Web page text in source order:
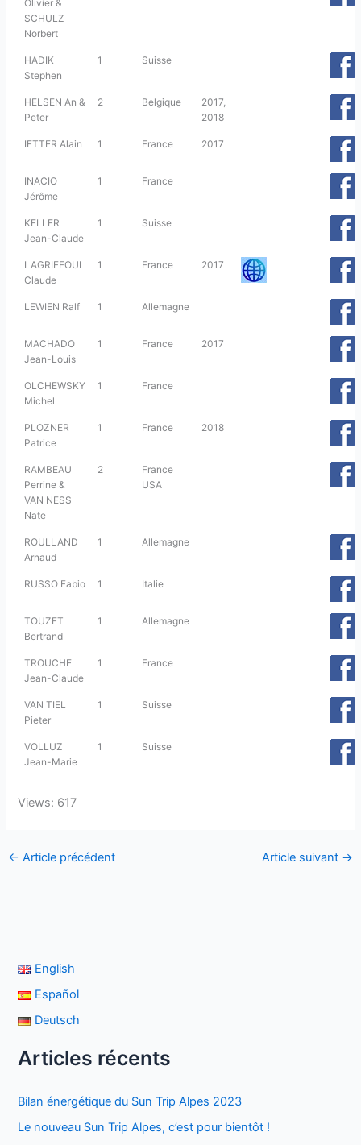
Olivier &
SCHULZ
Norbert
HADIK
Stephen
1 Suisse
HELSEN An &
Peter
2 Belgique
2017,
2018
IETTER Alain 1 France 2017
INACIO
Jérôme
1 France
KELLER
Jean-Claude
1 Suisse
LAGRIFFOUL
Claude
1 France 2017
LEWIEN Ralf 1 Allemagne
MACHADO
Jean-Louis
1 France 2017
OLCHEWSKY
Michel
1 France
PLOZNER
Patrice
1 France 2018
RAMBEAU
Perrine &
VAN NESS
Nate
2
France
USA
ROULLAND
Arnaud
1 Allemagne
RUSSO Fabio 1 Italie
TOUZET
Bertrand
1 Allemagne
TROUCHE
Jean-Claude
1 France
VAN TIEL
Pieter
1 Suisse
VOLLUZ
Jean-Marie
1 Suisse
Views: 617
← Article précédent Article suivant →
English
Español
Deutsch
Articles récents
Bilan énergétique du Sun Trip Alpes 2023
Le nouveau Sun Trip Alpes, c’est pour bientôt !